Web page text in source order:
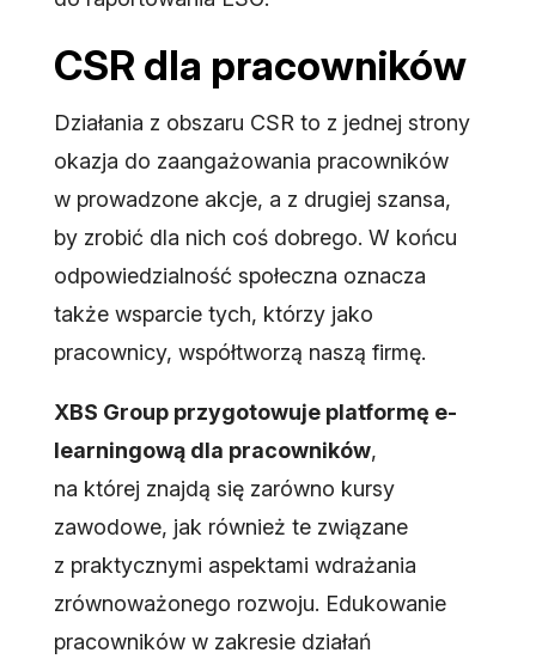
CSR dla pracowników
Działania z obszaru CSR to z jednej strony
okazja do zaangażowania pracowników
w prowadzone akcje, a z drugiej szansa,
by zrobić dla nich coś dobrego. W końcu
odpowiedzialność społeczna oznacza
także wsparcie tych, którzy jako
pracownicy, współtworzą naszą firmę.
XBS Group przygotowuje platformę e-
learningową dla pracowników,
na której znajdą się zarówno kursy
zawodowe, jak również te związane
z praktycznymi aspektami wdrażania
zrównoważonego rozwoju. Edukowanie
pracowników w zakresie działań